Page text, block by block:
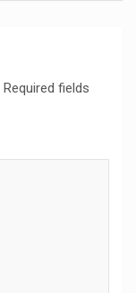
Required fields